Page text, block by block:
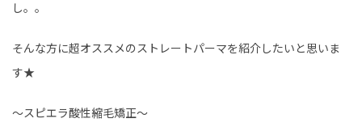
し。。
そんな方に超オススメのストレートパーマを紹介したいと思いま
す★
〜スピエラ酸性縮毛矯正〜